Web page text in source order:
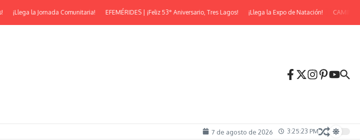
¡Llega la Jornada Comunitaria! EFEMÉRIDES | ¡Feliz 53° Aniversario, Tres Lagos! ¡Llega la Expo de Natación! CAMINATA
7 de agosto de 2026 3:25:24 PM